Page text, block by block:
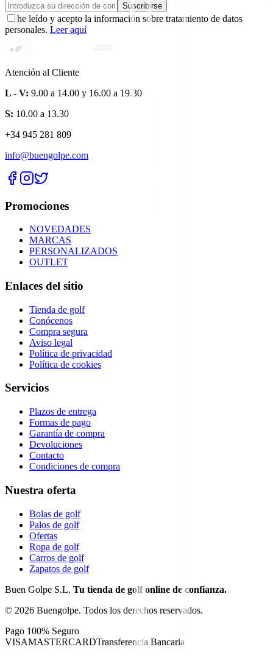
Suscribirse
he leído y acepto la información sobre tratamiento de datos
personales. Leer aquí
Atención al Cliente
L - V: 9.00 a 14.00 y 16.00 a 19.30
S: 10.00 a 13.30
+34 945 281 809
info@buengolpe.com
Promociones
NOVEDADES
MARCAS
PERSONALIZADOS
OUTLET
Enlaces del sitio
Tienda de golf
Conócenos
Compra segura
Aviso legal
Política de privacidad
Política de cookies
Servicios
Plazos de entrega
Formas de pago
Garantía de compra
Devoluciones
Contacto
Condiciones de compra
Nuestra oferta
Bolas de golf
Palos de golf
Ofertas
Ropa de golf
Carros de golf
Zapatos de golf
Buen Golpe S.L. Tu tienda de golf online de confianza.
© 2026 Buengolpe. Todos los derechos reservados.
Pago 100% Seguro
VISAMASTERCARDTransferencia Bancaria